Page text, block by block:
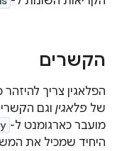
הקשרים
הפלאגין צריך
של פלאגין וגם
מועבר כארגומנט ל-
היחיד שמכיל את